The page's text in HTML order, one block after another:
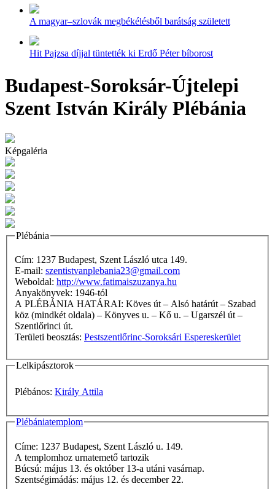
A magyar–szlovák megbékélésből barátság született
Hit Pajzsa díjjal tüntették ki Erdő Péter bíborost
Budapest-Soroksár-Újtelepi
Szent István Király Plébánia
Képgaléria
Plébánia
Cím: 1237 Budapest, Szent László utca 149.
E-mail: szentistvanplebania23@gmail.com
Weboldal: http://www.fatimaiszuzanya.hu
Anyakönyvek: 1946-tól
A PLÉBÁNIA HATÁRAI: Köves út – Alsó határút – Szabad
köz (mindkét oldala) – Könyves u. – Kő u. – Ugarszél út –
Szentlőrinci út.
Területi beosztás: Pestszentlőrinc-Soroksári Espereskerület
Lelkipásztorok
Plébános: Király Attila
Plébániatemplom
Címe: 1237 Budapest, Szent László u. 149.
A templomhoz urnatemető tartozik
Búcsú: május 13. és október 13-a utáni vasárnap.
Szentségimádás: május 12. és december 22.